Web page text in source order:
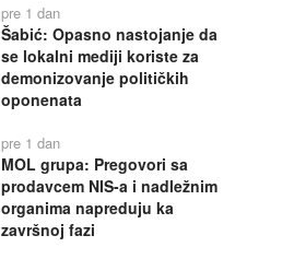
pre 1 dan
Šabić: Opasno nastojanje da
se lokalni mediji koriste za
demonizovanje političkih
oponenata
pre 1 dan
MOL grupa: Pregovori sa
prodavcem NIS-a i nadležnim
organima napreduju ka
završnoj fazi